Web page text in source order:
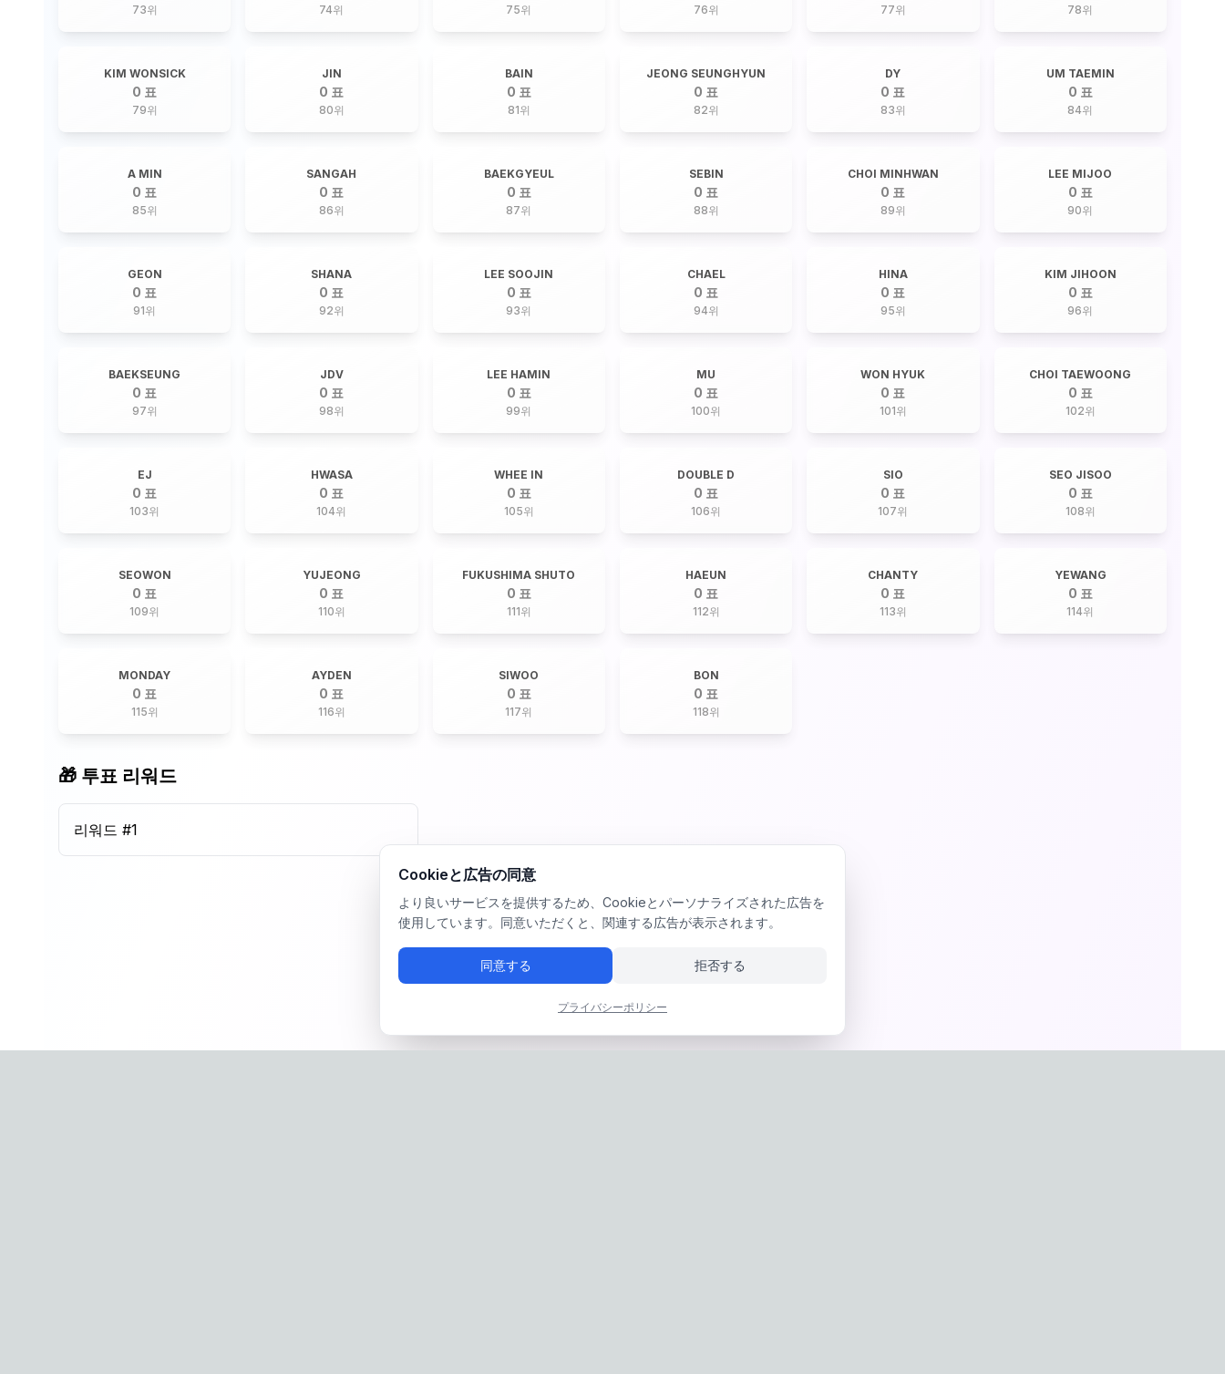
73위 74위 75위 76위 77위 78위
KIM WONSICK
0 표
79위
JIN
0 표
80위
BAIN
0 표
81위
JEONG SEUNGHYUN
0 표
82위
DY
0 표
83위
UM TAEMIN
0 표
84위
A MIN
0 표
85위
SANGAH
0 표
86위
BAEKGYEUL
0 표
87위
SEBIN
0 표
88위
CHOI MINHWAN
0 표
89위
LEE MIJOO
0 표
90위
GEON
0 표
91위
SHANA
0 표
92위
LEE SOOJIN
0 표
93위
CHAEL
0 표
94위
HINA
0 표
95위
KIM JIHOON
0 표
96위
BAEKSEUNG
0 표
97위
JDV
0 표
98위
LEE HAMIN
0 표
99위
MU
0 표
100위
WON HYUK
0 표
101위
CHOI TAEWOONG
0 표
102위
EJ
0 표
103위
HWASA
0 표
104위
WHEE IN
0 표
105위
DOUBLE D
0 표
106위
SIO
0 표
107위
SEO JISOO
0 표
108위
SEOWON
0 표
109위
YUJEONG
0 표
110위
FUKUSHIMA SHUTO
0 표
111위
HAEUN
0 표
112위
CHANTY
0 표
113위
YEWANG
0 표
114위
MONDAY
0 표
115위
AYDEN
0 표
116위
SIWOO
0 표
117위
BON
0 표
118위
🎁 투표 리워드
리워드 #1
Cookieと広告の同意
より良いサービスを提供するため、Cookieとパーソナライズされた広告を
使用しています。同意いただくと、関連する広告が表示されます。
同意する 拒否する
プライバシーポリシー